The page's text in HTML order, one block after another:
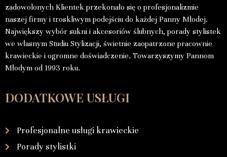
zadowolonych Klientek przekonało się o profesjonalizmie
naszej firmy i troskliwym podejściu do każdej Panny Młodej.
Największy wybór sukni i akcesoriów ślubnych, porady stylistek
we własnym Studiu Stylizacji, świetnie zaopatrzone pracownie
krawieckie i ogromne doświadczenie. Towarzyszymy Pannom
Młodym od 1993 roku.
DODATKOWE USŁUGI
Profesjonalne usługi krawieckie
Porady stylistki